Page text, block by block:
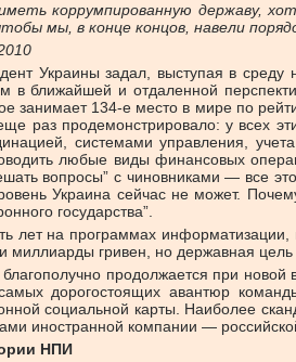
коррумпированную державу,
мы, в конце концов, навели
Украины задал, выступая в
в ближайшей и отдаленной
занимает 134-е место в мире по
раз продемонстрировало: у всех
системами управления,
любые виды финансовых
вопросы” с чиновниками — все
Украина сейчас не может.
государства”.
лет на программах
миллиарды гривен, но державная цель
продолжается при
дорогостоящих авантюр
социальной карты. Наиболее
иностранной компании —
НПИ